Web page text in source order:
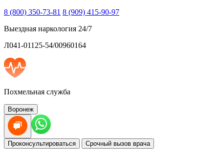
8 (800) 350-73-81 8 (909) 415-90-97
Выездная наркология 24/7
Л041-01125-54/00960164
Похмельная служба
Воронеж
Проконсультироваться Срочный вызов врача